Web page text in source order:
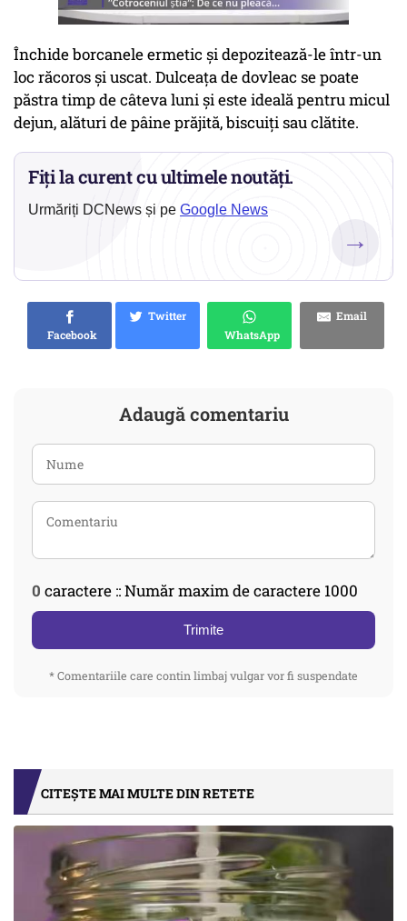
Închide borcanele ermetic și depozitează-le într-un
loc răcoros și uscat. Dulceața de dovleac se poate
păstra timp de câteva luni și este ideală pentru micul
dejun, alături de pâine prăjită, biscuiți sau clătite.
Fiți la curent cu ultimele noutăți.
Urmăriți DCNews și pe Google News
→
Facebook
Twitter
WhatsApp
Email
Adaugă comentariu
0 caractere :: Număr maxim de caractere 1000
Trimite
* Comentariile care contin limbaj vulgar vor fi suspendate
CITEȘTE MAI MULTE DIN RETETE